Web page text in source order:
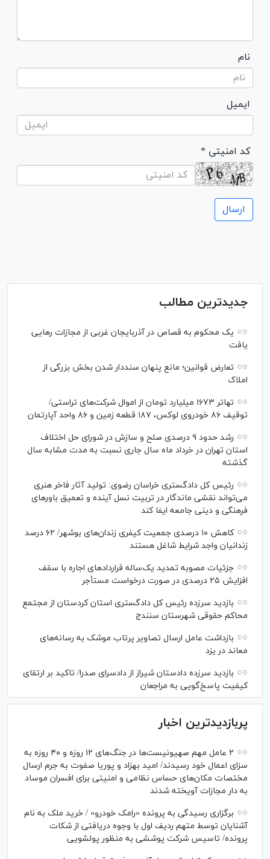
نام
ایمیل
* کد امنیتی
جدیدترین مطالب
یک محکوم به قصاص در آذربایجان‌ غربی از مجازات رهایی
یافت
تعارض قوانین؛ مانع پنهان سنددار شدن بخش بزرگی از
املاک
تهاتر ۱۶۷۳ میلیارد تومان از اموال شرکت‌های تراستی/
توقیف ۸۶ خودروی لوکس، ۱۸۷ قطعه زمین و ۸۶ واحد آپارتمان
رشد حدود ۹ درصدی صلح و سازش در شورای حل اختلاف
استان تهران در خرداد ماه سال جاری نسبت به مدت مشابه سال
گذشته
رئیس کل دادگستری خراسان رضوی: تولید آثار فاخر هنری
می‌تواند نقشی ماندگار در تربیت نسل آینده و تعمیق باور‌های
فرهنگی و دینی جامعه ایفا کند
کاهش ۱۰ درصدی جمعیت کیفری زندان‌های بوشهر/ ۶۲ درصد
زندانیان واجد شرایط شاغل هستند
جزئیات مصوبه تمدید یک‌ساله قرارداد‌های اجاره با سقف
افزایش ۲۵ درصدی در صورت درخواست مستأجر
بازدید سرزده رئیس کل دادگستری استان کردستان از مجتمع
محاکم حقوقی شهرستان سنندج
بازداشت عامل ارسال تصاویر پرتاب موشک به رسانه‌های
معاند در یزد
بازدید سرزده دادستان شیراز از دادسرای صدرا/ تاکید بر ارتقای
کیفیت پاسخ‌گویی به مراجعان
پربازدیدترین اخبار
۲ عامل مهم صهیونیست‌ها در جنگ‌های ۱۲ روزه و ۴۰ روزه به
سزای اعمال خود رسیدند/ امید بهزاد و پوریا صفوت به جرم ارسال
مختصات مکان‌های حساس نظامی و امنیتی برای افسران موساد
به دار مجازات آویخته شدند
برگزاری رسیدگی به پرونده «رامک خودرو» / خرید ملک به نام
آشنایان توسط متهم ردیف اول با وجوه دریافتی از شکات
پرونده/ تاسیس شرکت پوششی به منظور پولشویی